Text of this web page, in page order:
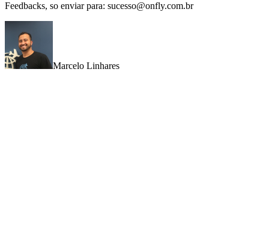
Feedbacks, so enviar para: sucesso@onfly.com.br
Marcelo Linhares